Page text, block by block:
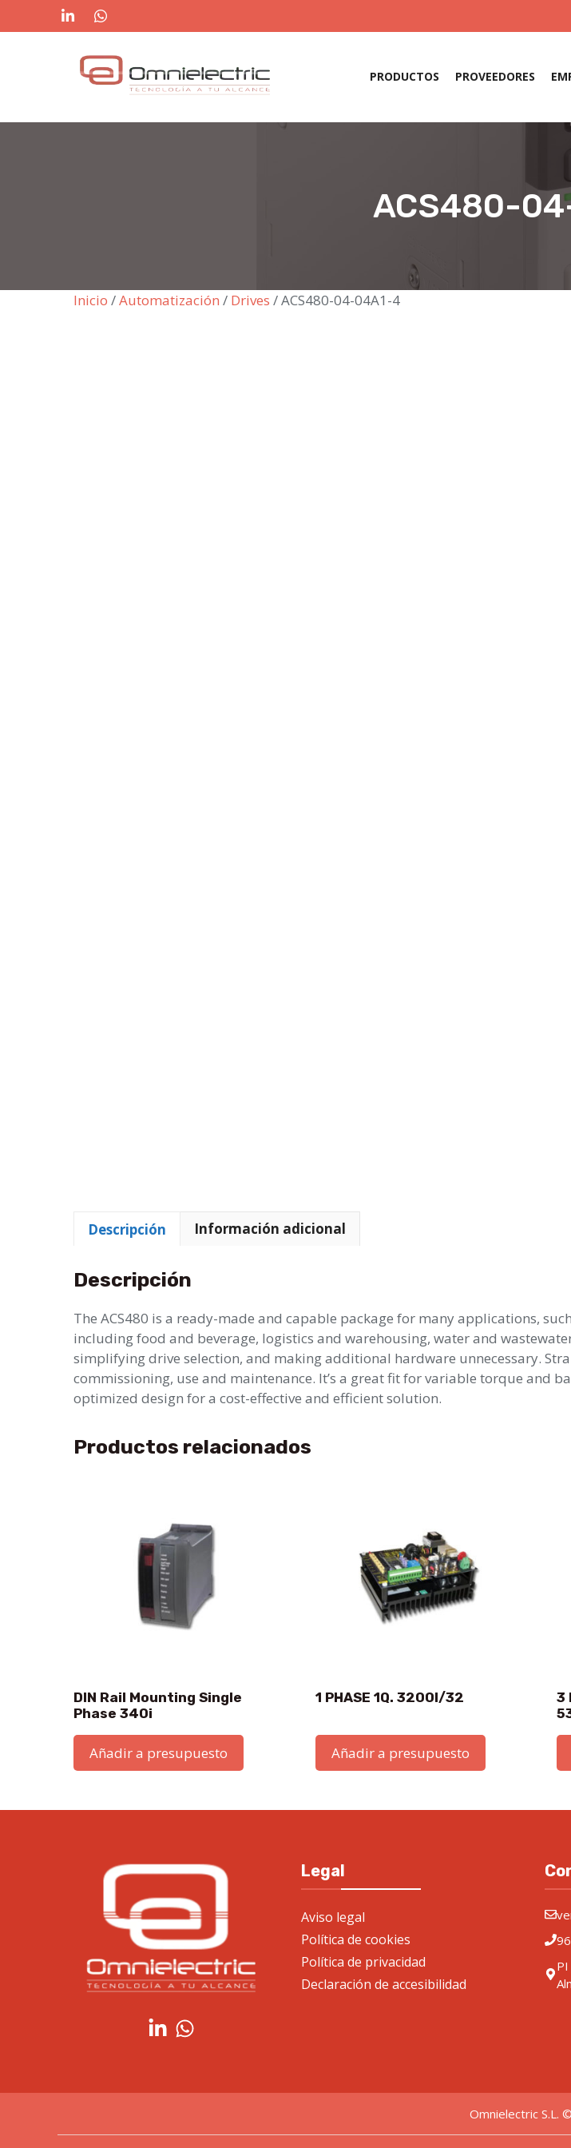
al
PRODUCTOS PROVEEDORES
ACS480-
Inicio /Automatización / Drives / ACS480-04-04A1-4
Descripción Información adicional
Descripción
The ACS480 is a ready-made and capable package for many applications,
including food and beverage, logistics and warehousing, water and
simplifying drive selection, and making additional hardware unnecessary.
commissioning, use and maintenance. It’s a great fit for variable torque and
optimized design for a cost-effective and efficient solution.
Productos relacionados
DIN Rail Mounting Single
Phase 340i
Añadir a presupuesto
1 PHASE 1Q. 3200I/32
Añadir a presupuesto
3
Legal
Aviso legal
Política de cookies
Política de privacidad
Declaración de accesibilidad
Omnielectric S.L.